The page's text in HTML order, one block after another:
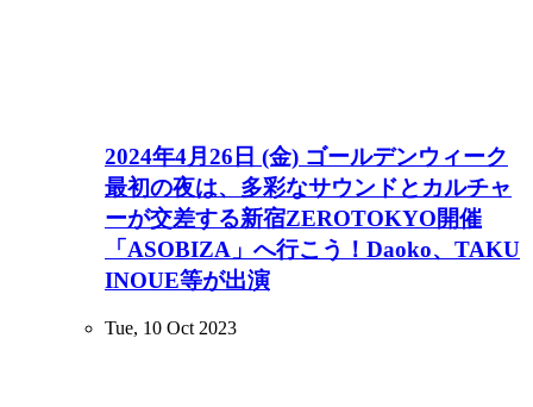
2024年4月26日 (金) ゴールデンウィーク
最初の夜は、多彩なサウンドとカルチャ
ーが交差する新宿ZEROTOKYO開催
「ASOBIZA」へ行こう！Daoko、TAKU
INOUE等が出演
Tue, 10 Oct 2023